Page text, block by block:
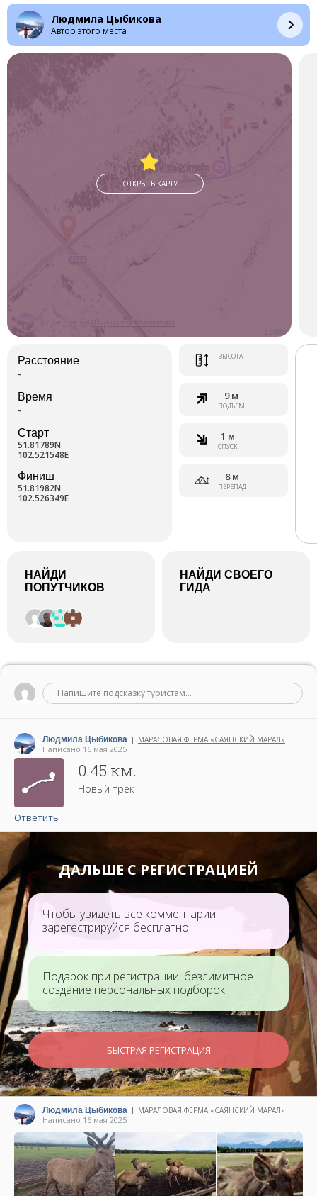
пасутся на огороженной территории нацпарка «Тункинский».
Здесь можно заказать экскурсию и поближе познакомиться с
величественными маралами: покажут обитателей фермы и
расскажут о том, чем олени полезны для человека, и как из
их рогов заготавливаются различные лекарственные
препараты.
Продукцию можно купить прямо на ферме. К примеру, мыло
На территории фермы есть база отдыха: благоустроенные
тёплые домики, пантовые ванны и фитобочки. Есть
Отличный отдых на свежем воздухе с видом на Саянские
горы, тайгу и пасущихся оленей.
Людмила Цыбикова
Автор этого места
Людмила Цыбикова
Leaflet
ОТКРЫТЬ КАРТУ
Расстояние
-
Время
-
Старт
51.81789N
102.521548E
Финиш
51.81982N
102.526349E
ВЫСОТА
9 м
ПОДЪЕМ
1 м
СПУСК
8 м
ПЕРЕПАД
НАЙДИ
ПОПУТЧИКОВ
НАЙДИ СВОЕГО
ГИДА
Напишите подсказку туристам...
Людмила Цыбикова | МАРАЛОВАЯ ФЕРМА «САЯНСКИЙ МАРАЛ»
Написано 16 мая 2025
0.45 км.
Новый трек
Ответить
ДАЛЬШЕ С РЕГИСТРАЦИЕЙ
Чтобы увидеть все комментарии -
зарегестрируйся бесплатно.
Подарок при регистрации: безлимитное
создание персональных подборок
БЫСТРАЯ РЕГИСТРАЦИЯ
Людмила Цыбикова | МАРАЛОВАЯ ФЕРМА «САЯНСКИЙ МАРАЛ»
Написано 16 мая 2025